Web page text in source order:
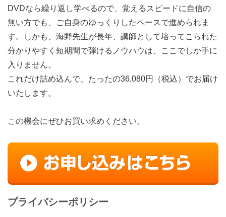
DVDなら繰り返し学べるので、覚えるスピードに自信の
無い方でも、ご自身のゆっくりしたペースで進められま
す。しかも、海野先生が長年、講師として培ってこられた
分かりやすく短期間で弾けるノウハウは、ここでしか手に
入りません。
これだけ詰め込んで、たったの36,080円（税込）でお届け
いたします。
この機会にぜひお買い求めください。
プライバシーポリシー